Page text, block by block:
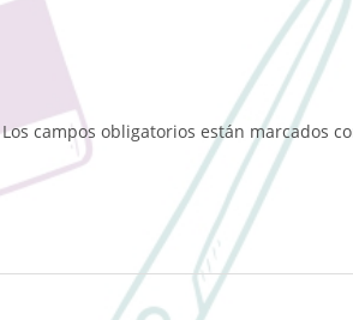
Los campos obligatorios están marcados